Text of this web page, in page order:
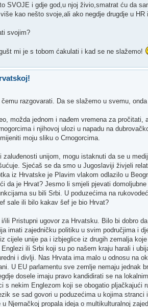
SVOJE i gdje god,u njoj živio,smatrat ću da
kao nešto svoje,ali ako negdje drugdje u
svojim?
mi je s tobom ćakulati i kad se ne slažemo!
razgovarati. Da se slažemo u svemu,
možda jednom i nađem vremena za
i njihovoj ulozi u napadu na
moju sliku o Crnogorcima.
unijom, mogu istaknuti da se u
Sjećaš se da smo u Jugoslaviji živjeli
iz Hrvatske je Plavim vlakom odlazilo u
da je Hrvat? Jesmo li smjeli pjevati
su bili Srbi. U poduzećima na
sale ili bilo kakav šef je bio Hrvat?
ili Pristupni ugovor za Hrvatsku. Bilo bi dobro
imati zajedničku politiku u svim područjima i
cijele unije pa i izbjeglice iz drugih zemalja
ili Srbi koji su po našem kraju harali i
i divlji. Nas Hrvata ima malo u odnosu na
U EU parlamentu sve zemlje nemaju jednak
dosele imaju pravo kandidirati se na
s nekim Englezom koji se obogatio pljačkajući
se sad govori u poduzećima u kojima
Njemačkoj propala ideja o multikulturalnoj